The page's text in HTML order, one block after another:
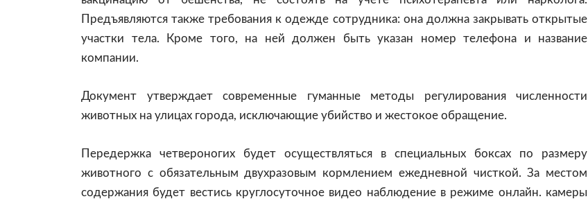
Предъявляются также требования к одежде сотрудника: она должна закрывать открытые
участки тела. Кроме того, на ней должен быть указан номер телефона и название
компании.
Документ утверждает современные гуманные методы регулирования численности
животных на улицах города, исключающие убийство и жестокое обращение.
Передержка четвероногих будет осуществляться в специальных боксах по размеру
животного с обязательным двухразовым кормлением ежедневной чисткой. За местом
содержания будет вестись круглосуточное видео наблюдение в режиме онлайн. камеры